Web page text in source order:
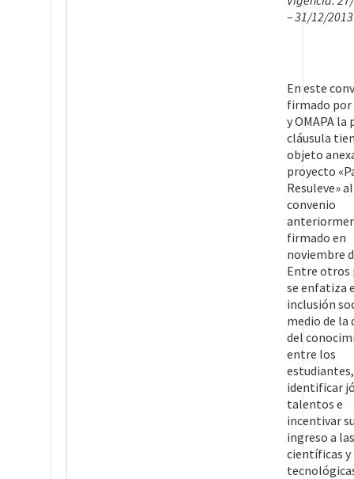
– 31/12/2013
En este
firmado por
y OMAPA la
cláusula
objeto
proyecto
Resuleve» al
convenio
firmado en
noviembre
Entre otros
se enfatiza
inclusión
medio de la
del
entre los
estudiantes,
identificar
talentos e
incentivar
ingreso a
científicas y